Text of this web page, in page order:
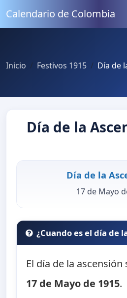
Calendario de Colombia
Inicio Festivos 1915 Día de
Día de la
Día de la
17 de Mayo
¿Cuando es el día de
El día de la ascensión
17 de Mayo de 1915.